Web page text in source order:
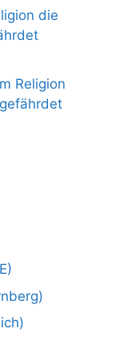
die
Religion